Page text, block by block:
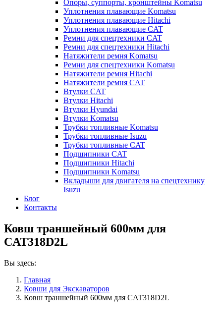
Опоры, суппорты, кронштейны Komatsu
Уплотнения плавающие Komatsu
Уплотнения плавающие Hitachi
Уплотнения плавающие CAT
Ремни для спецтехники CAT
Ремни для спецтехники Hitachi
Натяжители ремня Komatsu
Ремни для спецтехники Komatsu
Натяжители ремня Hitachi
Натяжители ремня CAT
Втулки CAT
Втулки Hitachi
Втулки Hyundai
Втулки Komatsu
Трубки топливные Komatsu
Трубки топливные Isuzu
Трубки топливные CAT
Подшипники CAT
Подшипники Hitachi
Подшипники Komatsu
Вкладыши для двигателя на спецтехнику
Isuzu
Блог
Контакты
Ковш траншейный 600мм для
CAT318D2L
Вы здесь:
Главная
Ковши для Экскаваторов
Ковш траншейный 600мм для CAT318D2L